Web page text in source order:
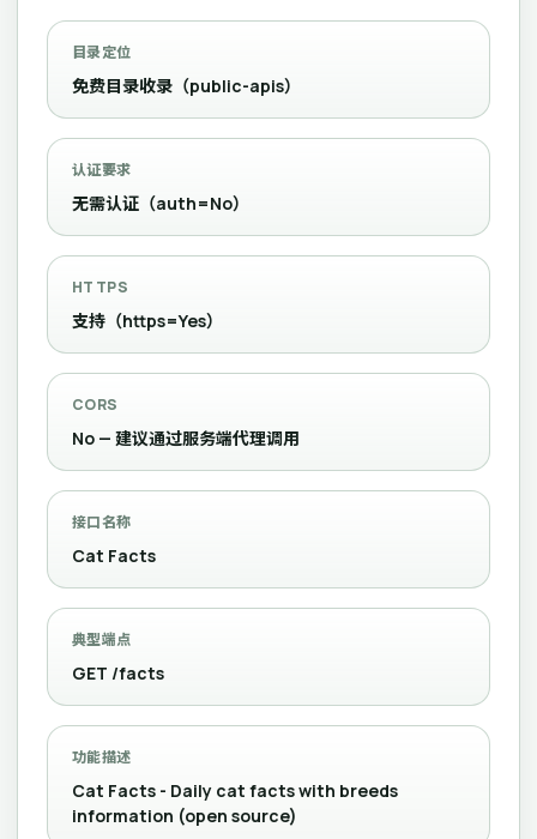
目录定位
免费目录收录（public-apis）
认证要求
无需认证（auth=No）
HTTPS
支持（https=Yes）
CORS
No — 建议通过服务端代理调用
接口名称
Cat Facts
典型端点
GET /facts
功能描述
Cat Facts - Daily cat facts with breeds
information (open source)